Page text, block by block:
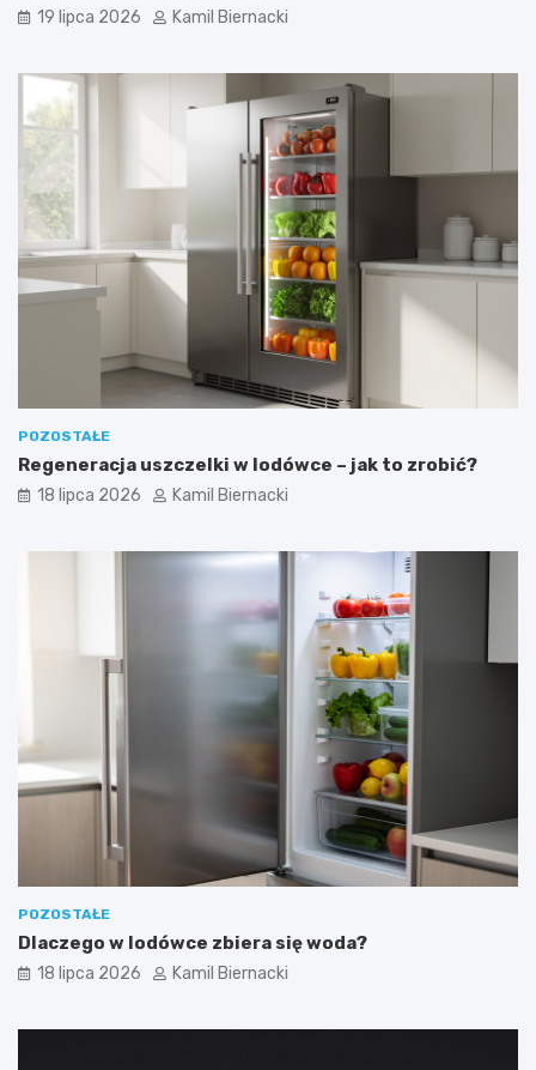
19 lipca 2026 Kamil Biernacki
POZOSTAŁE
Regeneracja uszczelki w lodówce – jak to zrobić?
18 lipca 2026 Kamil Biernacki
POZOSTAŁE
Dlaczego w lodówce zbiera się woda?
18 lipca 2026 Kamil Biernacki